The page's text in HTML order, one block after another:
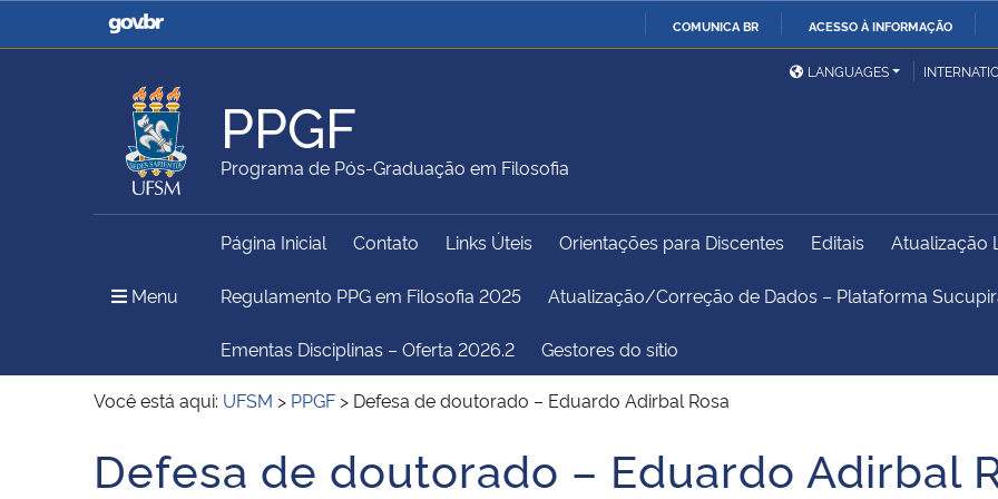
COMUNICA BR ACESSO À INFORMAÇÃO
Casa Civil
Ministério da Justiça e
Ministério da Defesa
Ministério das Relações
Exteriores
Ministério da Agricultura,
Pecuária e Abastecimento
Ministério da Educação
Ministério do Meio Ambiente
Desenvolvimento Regional
União
Secretaria de Governo
Gabinete de Segurança
Institucional
Advocacia-Geral da União Banco Central do Brasil
LANGUAGES
PPGF
Programa de Pós-Graduação em Filosofia
Menu Menu Principal do Sítio
Página Inicial Contato Links Úteis Orientações para Discentes Editais Atualização
Regulamento PPG em Filosofia 2025 Atualização/Correção de Dados – Plataforma
Ementas Disciplinas – Oferta 2026.2 Gestores do sítio
Você está aqui: UFSM > PPGF > Defesa de doutorado – Eduardo Adirbal Rosa
Início do conteúdo
Defesa de doutorado – Eduardo Adirbal